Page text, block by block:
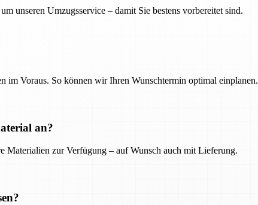
unseren Umzugsservice – damit Sie bestens vorbereitet sind.
im Voraus. So können wir Ihren Wunschtermin optimal einplanen.
an?
Materialien zur Verfügung – auf Wunsch auch mit Lieferung.